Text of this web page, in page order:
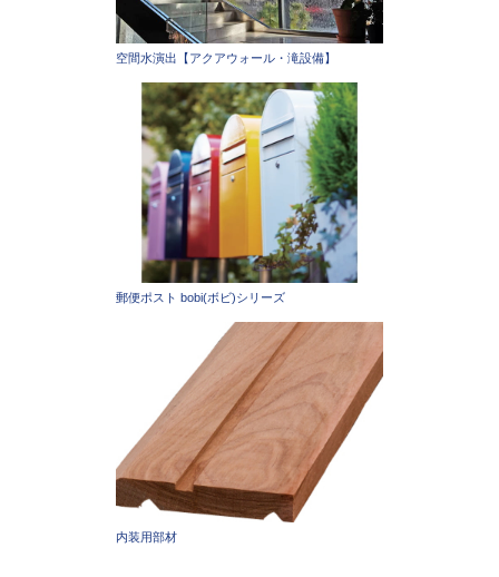
空間水演出【アクアウォール・滝設備】
郵便ポスト bobi(ボビ)シリーズ
内装用部材